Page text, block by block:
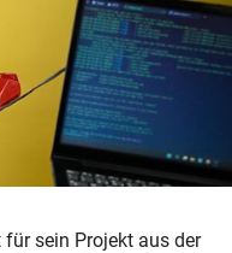
sein Projekt aus der